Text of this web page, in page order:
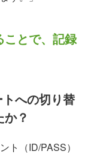
ことで、記録
への切り替
？
ト（ID/PASS）